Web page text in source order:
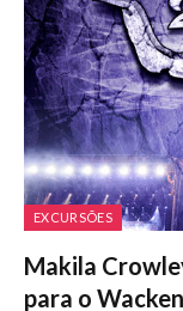
EXCURSÕES
Makila
para o